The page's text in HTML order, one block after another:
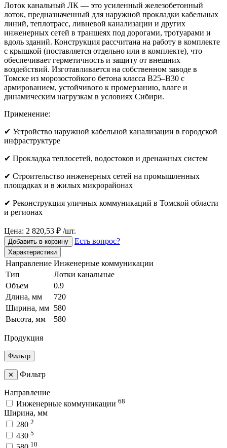
Лоток канальный ЛК — это усиленный железобетонный
лоток, предназначенный для наружной прокладки кабельных
линий, теплотрасс, ливневой канализации и других
инженерных сетей в траншеях под дорогами, тротуарами и
вдоль зданий. Конструкция рассчитана на работу в комплекте
с крышкой (поставляется отдельно или в комплекте), что
обеспечивает герметичность и защиту от внешних
воздействий. Изготавливается на собственном заводе в
Томске из морозостойкого бетона класса B25–B30 с
армированием, устойчивого к промерзанию, влаге и
динамическим нагрузкам в условиях Сибири.
Применение:
✔ Устройство наружной кабельной канализации в городской
инфраструктуре
✔ Прокладка теплосетей, водостоков и дренажных систем
✔ Строительство инженерных сетей на промышленных
площадках и в жилых микрорайонах
✔ Реконструкция уличных коммуникаций в Томской области
и регионах
Цена: 2 820,53 ₽ /шт.
Добавить в корзину Есть вопрос?
Характеристики
Направление Инженерные коммуникации
Тип
Лотки канальные
Объем
0.9
Длина, мм
720
Ширина, мм 580
Высота, мм
580
Продукция
Фильтр
✕ Фильтр
Направление
Инженерные коммуникации 68
Ширина, мм
280 2
430 5
10